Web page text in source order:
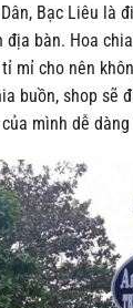
Bạc Liêu là
bàn. Hoa
mỉ cho nên
buồn, shop sẽ
mình dễ dàng